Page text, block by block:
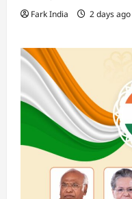
Fark India 2 days ago